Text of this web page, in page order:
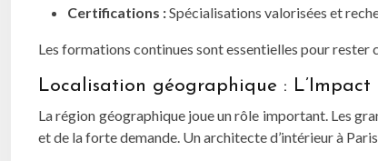
Certifications :Spécialisations valorisées et
Les formations continues sont essentielles pour
Localisation géographique : L’Impact
La région géographique joue un rôle important. Les
et de la forte demande. Un architecte d’intérieur à